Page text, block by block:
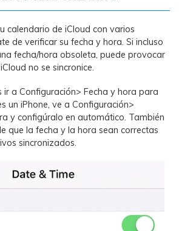
calendario de iCloud con varios
de verificar su fecha y hora. Si incluso
fecha/hora obsoleta, puede provocar
no se sincronice.
ir a Configuración> Fecha y hora para
un iPhone, ve a Configuración>
y configúralo en automático. También
que la fecha y la hora sean correctas
sincronizados.